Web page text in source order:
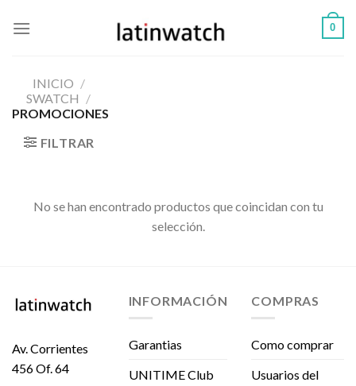
0
INICIO /
SWATCH /
PROMOCIONES
FILTRAR
No se han encontrado productos que coincidan con tu
selección.
Av. Corrientes
456 Of. 64
INFORMACIÓN
Garantias
UNITIME Club
COMPRAS
Como comprar
Usuarios del